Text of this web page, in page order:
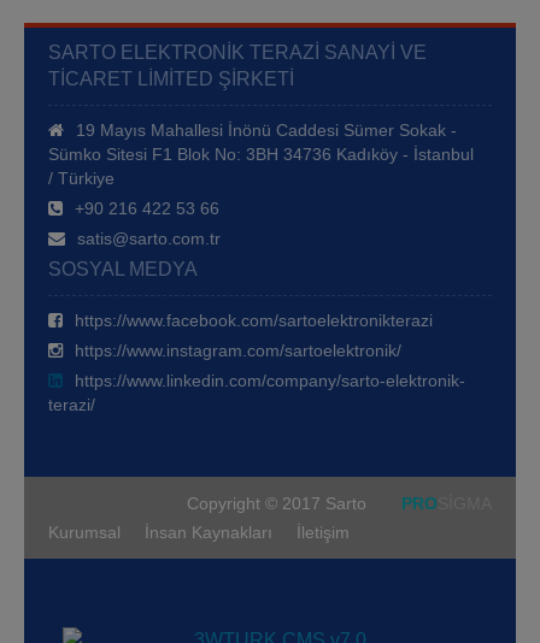
SARTO ELEKTRONIK TERAZI SANAYI VE
TICARET LIMITED ŞIRKETI
19 Mayıs Mahallesi İnönü Caddesi Sümer Sokak -
Sümko Sitesi F1 Blok No: 3BH 34736 Kadıköy - İstanbul
/ Türkiye
+90 216 422 53 66
satis@sarto.com.tr
SOSYAL MEDYA
https://www.facebook.com/sartoelektronikterazi
https://www.instagram.com/sartoelektronik/
https://www.linkedin.com/company/sarto-elektronik-
terazi/
Copyright © 2017 Sarto PRO
Kurumsal
İnsan Kaynakları İletişim